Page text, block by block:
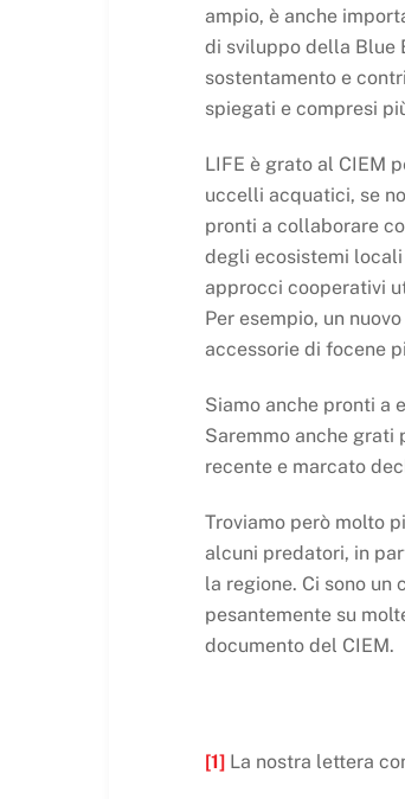
ampio, è anche
di sviluppo della Blue
sostentamento e
spiegati e compresi
LIFE è grato al CIEM
uccelli acquatici, se
pronti a collaborare
degli ecosistemi
approcci cooperativi
Per esempio, un
accessorie di focene
Siamo anche pronti a
Saremmo anche grati
recente e marcato
Troviamo però molto
alcuni predatori, in
la regione. Ci sono
pesantemente su
documento del CIEM.
[1] La nostra lettera